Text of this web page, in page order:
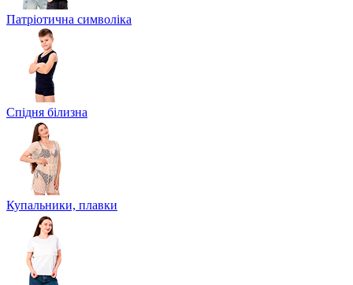
Патріотична символіка
Спідня білизна
Купальники, плавки